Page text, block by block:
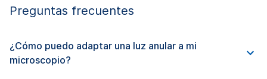
Preguntas frecuentes
¿Cómo puedo adaptar una luz anular a mi
microscopio?